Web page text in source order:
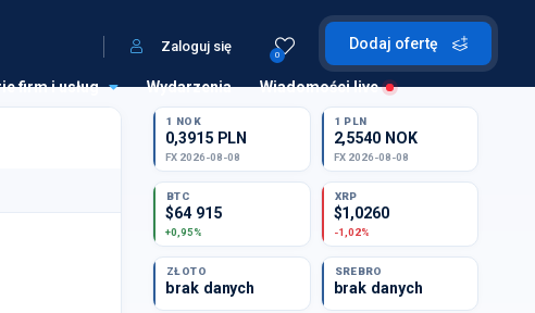
Dodaj ofertę
0
Zaloguj się
firm i usług Wydarzenia Wiadomości live
1 NOK
0,3915 PLN
FX 2026-08-08
1 PLN
2,5540 NOK
FX 2026-08-08
BTC
$64 915
+0,95%
XRP
$1,0260
-1,02%
ZŁOTO
brak danych
SREBRO
brak danych